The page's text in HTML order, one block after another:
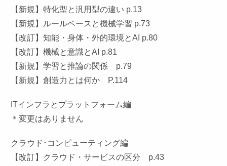
【新規】特化型と汎用型の違い p.13
【新規】ルールベースと機械学習 p.73
【改訂】知能・身体・外的環境とAI p.80
【改訂】機械と意識とAI p.81
【新規】学習と推論の関係 p.79
【新規】創造力とは何か P.114
ITインフラとプラットフォーム編
＊変更はありません
クラウド･コンピューティング編
【改訂】クラウド・サービスの区分 p.43